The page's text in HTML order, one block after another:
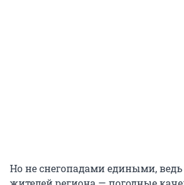
Но не снегопадами едиными, ведь